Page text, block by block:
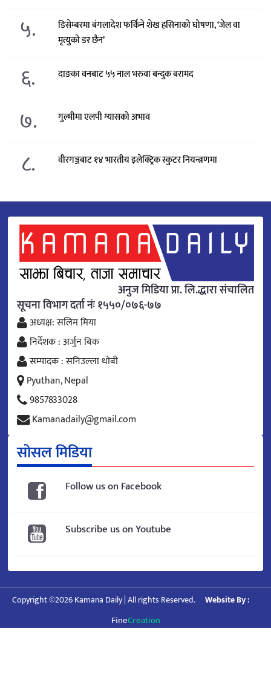
५.
डिसेम्बरमा बंगलादेश फर्किने शेख हसिनाको घोषणा, ‘जेल वा
मृत्युको डर छैन’
६. दाङका वनबाट ५५ नाल भरुवा बन्दुक बरामद
७. गुल्मीमा एलपी ग्यासको अभाव
८. वीरगञ्जबाट १४ भारतीय इलेक्ट्रिक स्कुटर नियन्त्रणमा
अनुज मिडिया प्रा. लि.द्धारा संचालित
सूचना विभाग दर्ता नंः १५५०/०७६-७७
अध्यक्ष: सलिम मिया
निर्देशक : अर्जुन बिक
सम्पादक : सनिउल्ला धोबी
Pyuthan, Nepal
9857833028
Kamanadaily@gmail.com
सोसल मिडिया
Follow us on Facebook
Subscribe us on Youtube
Copyright ©2026 Kamana Daily | All rights Reserved. Website By :
FineCreation